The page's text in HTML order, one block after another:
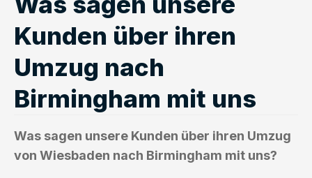
Kunden über ihren
Umzug nach
Birmingham mit uns
Was sagen unsere Kunden über ihren Umzug
von Wiesbaden nach Birmingham mit uns?